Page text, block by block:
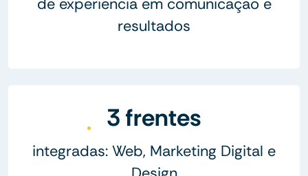
resultados
3 frentes
integradas: Web, Marketing Digital e